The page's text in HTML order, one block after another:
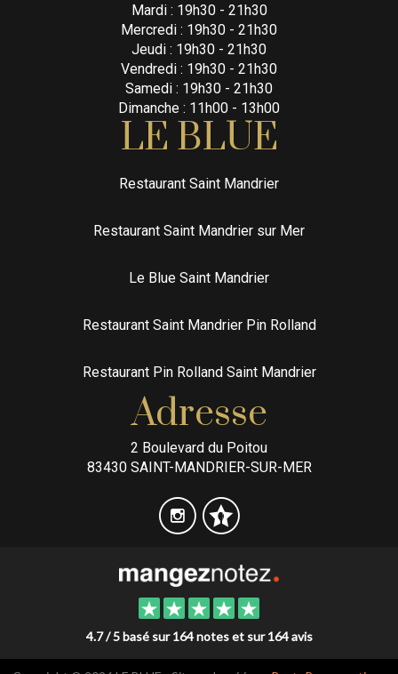
Mardi : 19h30 - 21h30
Mercredi : 19h30 - 21h30
Jeudi : 19h30 - 21h30
Vendredi : 19h30 - 21h30
Samedi : 19h30 - 21h30
Dimanche : 11h00 - 13h00
LE BLUE
Restaurant Saint Mandrier
Restaurant Saint Mandrier sur Mer
Le Blue Saint Mandrier
Restaurant Saint Mandrier Pin Rolland
Restaurant Pin Rolland Saint Mandrier
Adresse
2 Boulevard du Poitou
83430 SAINT-MANDRIER-SUR-MER
4.7 / 5 basé sur 164 notes et sur 164 avis